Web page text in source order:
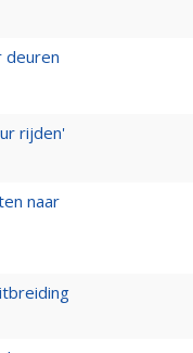
deuren
rijden'
naar